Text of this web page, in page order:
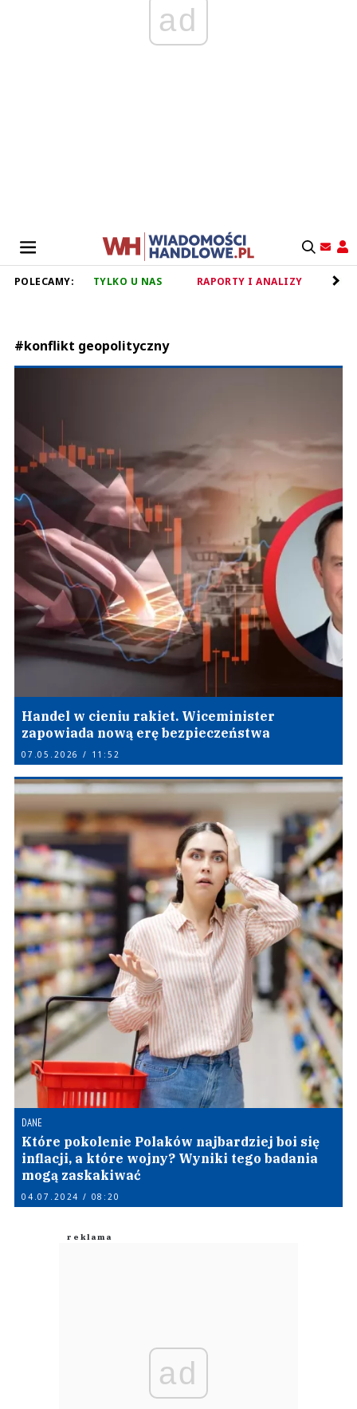
ad
POLECAMY: TYLKO U NAS RAPORTY I ANALIZY
#konflikt geopolityczny
Handel w cieniu rakiet. Wiceminister
zapowiada nową erę bezpieczeństwa
07.05.2026 / 11:52
DANE
Które pokolenie Polaków najbardziej boi się
inflacji, a które wojny? Wyniki tego badania
mogą zaskakiwać
04.07.2024 / 08:20
ad